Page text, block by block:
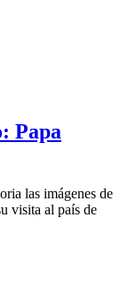
Papa
las imágenes de
visita al país de